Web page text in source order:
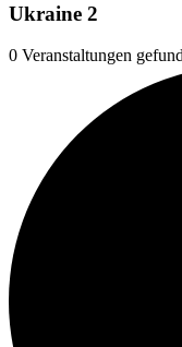
Ukraine 2
0 Veranstaltungen